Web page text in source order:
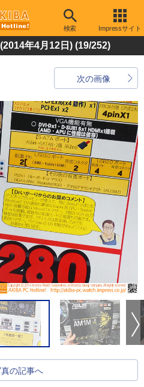
検索 Impressサイト
年4月12日) (19/252)
次の画像
の記事へ